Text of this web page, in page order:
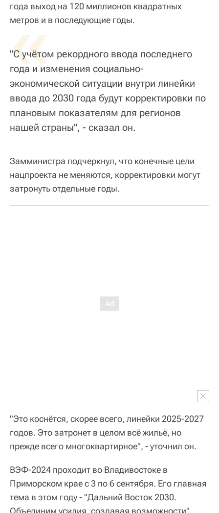
года выход на 120 миллионов квадратных
метров и в последующие годы.
«
"С учётом рекордного ввода последнего
года и изменения социально-
экономической ситуации внутри линейки
ввода до 2030 года будут корректировки по
плановым показателям для регионов
нашей страны", - сказал он.
Замминистра подчеркнул, что конечные цели
нацпроекта не меняются, корректировки могут
затронуть отдельные годы.
"Это коснётся, скорее всего, линейки 2025-2027
годов. Это затронет в целом всё жильё, но
прежде всего многоквартирное", - уточнил он.
ВЭФ-2024 проходит во Владивостоке в
Приморском крае с 3 по 6 сентября. Его главная
тема в этом году - "Дальний Восток 2030.
Объединим усилия, создавая возможности".